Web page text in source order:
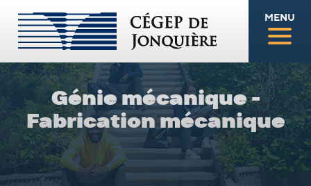
MENU
Génie mécanique -
Fabrication mécanique